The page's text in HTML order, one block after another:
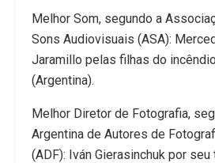
Melhor Som, segundo a
Sons Audiovisuais (ASA):
Jaramillo pelas filhas do
(Argentina).
Melhor Diretor de Fotografia,
Argentina de Autores de
(ADF): Iván Gierasinchuk por